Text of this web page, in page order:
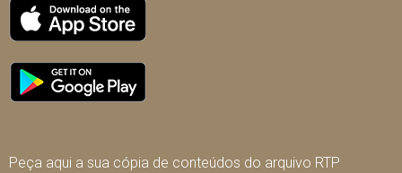
Peça aqui a sua cópia de conteúdos do arquivo RTP